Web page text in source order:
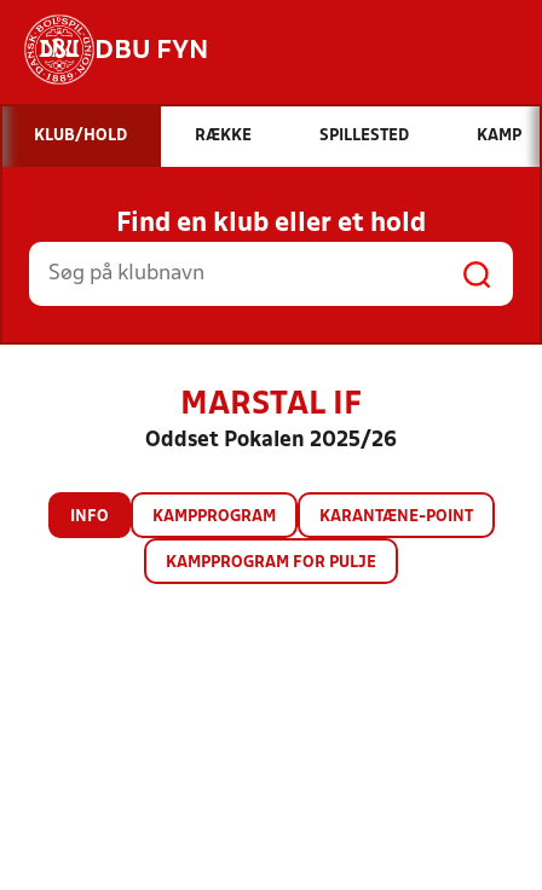
DBU FYN
Hvad vil du søge efter?
INDHOLD OG NYHEDER
STILLINGER, RESULTATER, KLUBBER OG
HOLD
KLUB/HOLD RÆKKE SPILLESTED KAMP
Find en klub eller et hold
MARSTAL IF
Oddset Pokalen 2025/26
INFO KAMPPROGRAM KARANTÆNE-POINT
KAMPPROGRAM FOR PULJE